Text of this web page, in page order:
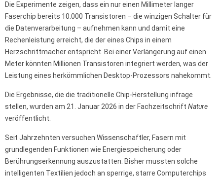
Die Experimente zeigen, dass ein nur einen Millimeter langer
Faserchip bereits 10.000 Transistoren – die winzigen Schalter für
die Datenverarbeitung – aufnehmen kann und damit eine
Rechenleistung erreicht, die der eines Chips in einem
Herzschrittmacher entspricht. Bei einer Verlängerung auf einen
Meter könnten Millionen Transistoren integriert werden, was der
Leistung eines herkömmlichen Desktop-Prozessors nahekommt.
Die Ergebnisse, die die traditionelle Chip-Herstellung infrage
stellen, wurden am 21. Januar 2026 in der Fachzeitschrift Nature
veröffentlicht.
Seit Jahrzehnten versuchen Wissenschaftler, Fasern mit
grundlegenden Funktionen wie Energiespeicherung oder
Berührungserkennung auszustatten. Bisher mussten solche
intelligenten Textilien jedoch an sperrige, starre Computerchips